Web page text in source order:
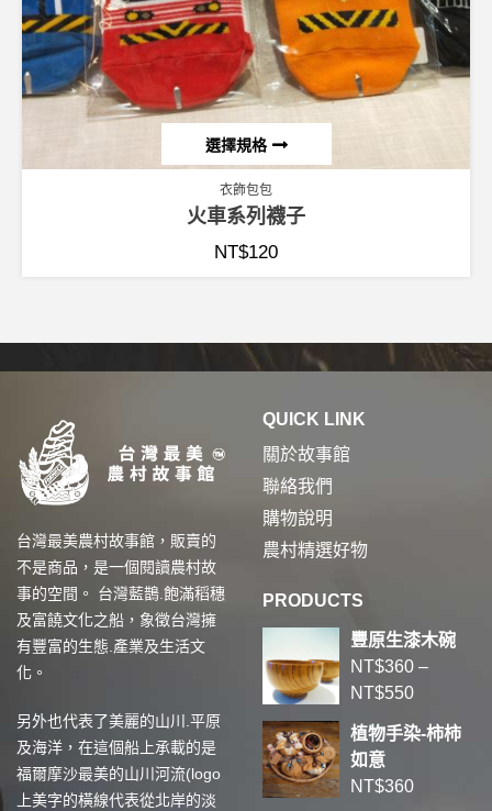
選擇規格
衣飾包包
火車系列襪子
NT$120
台灣最美農村故事館，販賣的
不是商品，是一個閱讀農村故
事的空間。 台灣藍鵲.飽滿稻穗
及富饒文化之船，象徵台灣擁
有豐富的生態.產業及生活文
化。
另外也代表了美麗的山川.平原
及海洋，在這個船上承載的是
福爾摩沙最美的山川河流(logo
上美字的橫線代表從北岸的淡
QUICK LINK
關於故事館
聯絡我們
購物說明
農村精選好物
PRODUCTS
豐原生漆木碗
NT$360 –
NT$550
植物手染-柿柿
如意
NT$360